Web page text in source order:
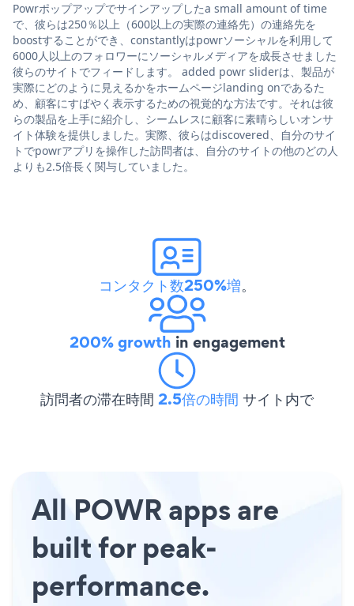
Powrポップアップでサインアップしたa small amount of time
で、彼らは250％以上（600以上の実際の連絡先）の連絡先を
boostすることができ、constantlyはpowrソーシャルを利用して
6000人以上のフォロワーにソーシャルメディアを成長させました
彼らのサイトでフィードします。 added powr sliderは、製品が
実際にどのように見えるかをホームページlanding onであるた
め、顧客にすばやく表示するための視覚的な方法です。それは彼
らの製品を上手に紹介し、シームレスに顧客に素晴らしいオンサ
イト体験を提供しました。実際、彼らはdiscovered、自分のサイ
トでpowrアプリを操作した訪問者は、自分のサイトの他のどの人
よりも2.5倍長く関与していました。
コンタクト数250%増。
200% growth in engagement
訪問者の滞在時間 2.5倍の時間 サイト内で
All POWR apps are
built for peak-
performance.